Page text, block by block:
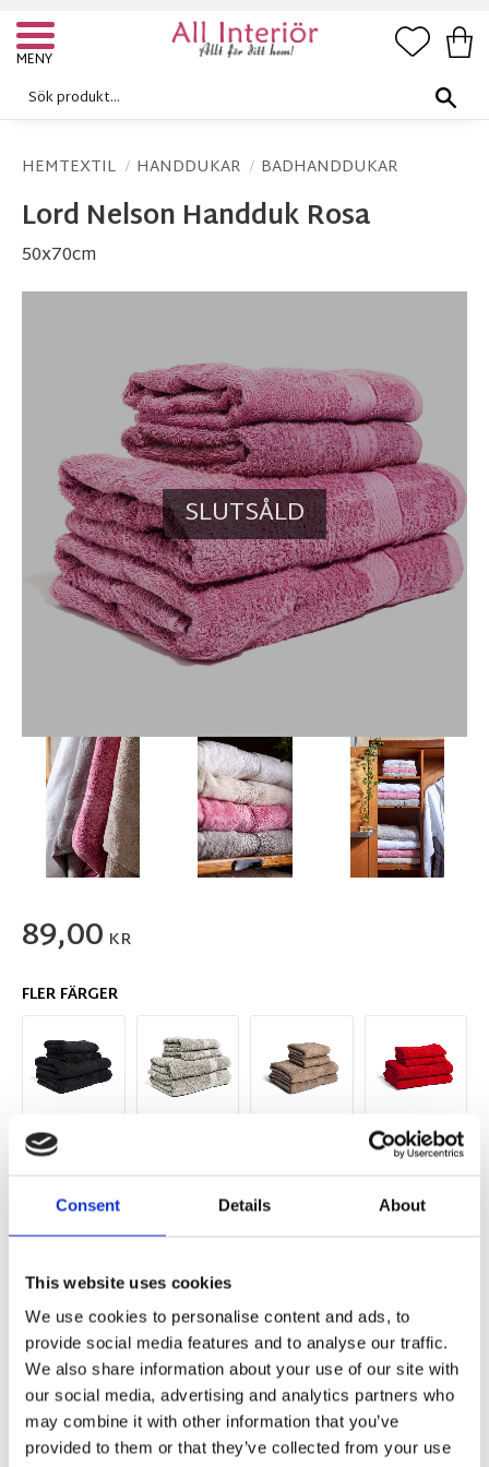
Consent Details About
This website uses cookies
We use cookies to personalise content and ads, to
provide social media features and to analyse our traffic.
We also share information about your use of our site with
our social media, advertising and analytics partners who
may combine it with other information that you’ve
provided to them or that they’ve collected from your use
Meny
HEMTEXTIL HANDDUKAR BADHANDDUKAR
Lord Nelson Handduk Rosa
50x70cm
SLUTSÅLD
89,00 KR
FLER FÄRGER
Lägg till i favoriter
BEVAKA